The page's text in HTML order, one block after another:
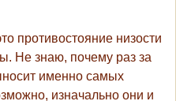
противостояние низости
Не знаю, почему раз за
именно самых
изначально они и